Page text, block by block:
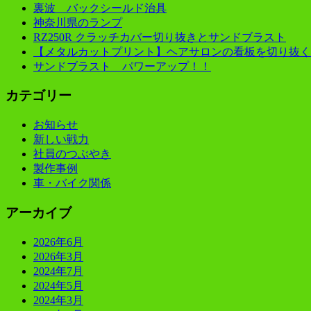
裏波 バックシールド治具
神奈川県のランプ
RZ250R クラッチカバー切り抜きとサンドブラスト
【メタルカットプリント】ヘアサロンの看板を切り抜
サンドブラスト パワーアップ！！
カテゴリー
お知らせ
新しい戦力
社員のつぶやき
製作事例
車・バイク関係
アーカイブ
2026年6月
2026年3月
2024年7月
2024年5月
2024年3月